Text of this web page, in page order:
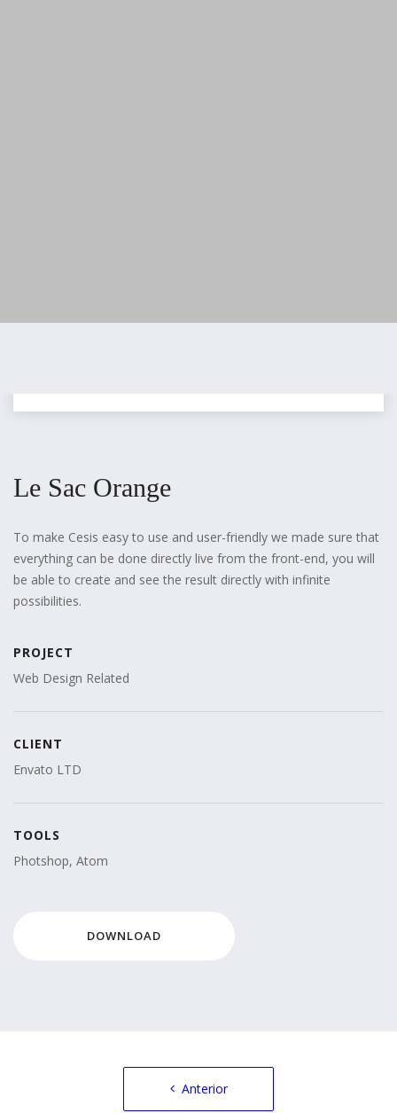
Le Sac Orange
To make Cesis easy to use and user-friendly we made sure that
everything can be done directly live from the front-end, you will
be able to create and see the result directly with infinite
possibilities.
PROJECT
Web Design Related
CLIENT
Envato LTD
TOOLS
Photshop, Atom
DOWNLOAD
Anterior